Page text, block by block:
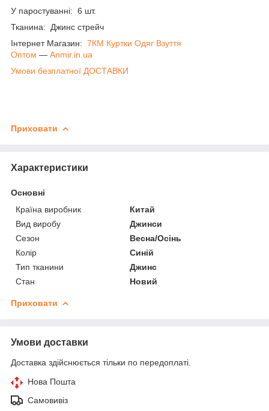
У паростуванні: 6 шт.
Тканина: Джинс стрейч
Інтернет Магазин: 7КМ Куртки Одяг Взуття
Оптом ― Anmir.in.ua
Умови безплатної ДОСТАВКИ
Приховати
Характеристики
Основні
Країна виробник
Китай
Вид виробу
Джинси
Сезон
Весна/Осінь
Колір
Синій
Тип тканини
Джинс
Стан
Новий
Приховати
Умови доставки
Доставка здійснюється тільки по передоплаті.
Нова Пошта
Самовивіз